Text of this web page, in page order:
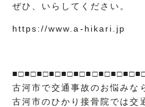
ぜひ、いらしてください。
https://︎www.a-hikari.jp
古河市で交通事故のお悩みな
古河市のひかり接骨院では交